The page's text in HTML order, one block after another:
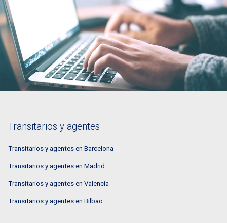
Transitarios y agentes
Transitarios y agentes en Barcelona
Transitarios y agentes en Madrid
Transitarios y agentes en Valencia
Transitarios y agentes en Bilbao